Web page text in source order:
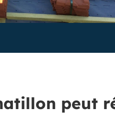
peut